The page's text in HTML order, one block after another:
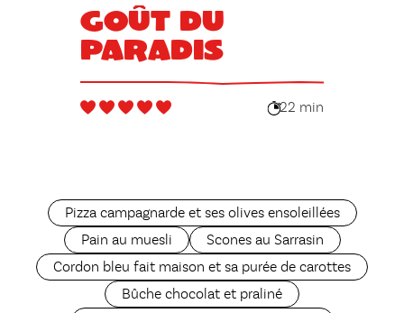
Goût du
paradis
22 min
Pizza campagnarde et ses olives ensoleillées
Pain au muesli
Scones au Sarrasin
Cordon bleu fait maison et sa purée de carottes
Bûche chocolat et praliné